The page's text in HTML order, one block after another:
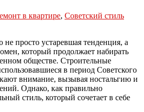
в квартире, Советский стиль
не просто устаревшая тенденция, а
который продолжает набирать
обществе. Строительные
в период Советского
внимание, вызывая ностальгию и
Однако, как правильно
стиль, который сочетает в себе